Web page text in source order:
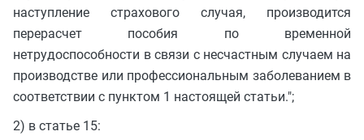
наступление страхового случая, производится
перерасчет пособия по временной
нетрудоспособности в связи с несчастным случаем на
производстве или профессиональным заболеванием в
соответствии с пунктом 1 настоящей статьи.";
2) в статье 15: